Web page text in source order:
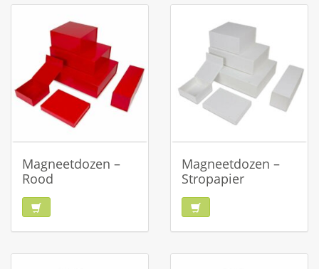
Magneetdozen –
Rood
Magneetdozen –
Stropapier